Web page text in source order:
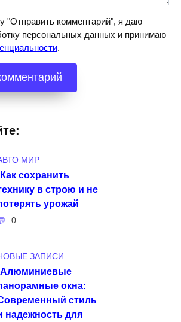
"Отправить комментарий", я даю
персональных данных и принимаю
.
МИР
Как сохранить
в строю и не
урожай
0
ЗАПИСИ
Алюминиевые
окна:
стиль
надежность для